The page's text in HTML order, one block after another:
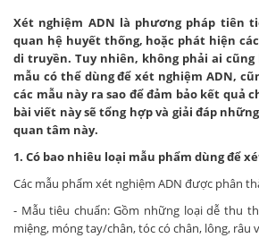
Xét nghiệm ADN là phương pháp tiên
quan hệ huyết thống, hoặc phát hiện
di truyền. Tuy nhiên, không phải ai
mẫu có thể dùng để xét nghiệm ADN,
các mẫu này ra sao để đảm bảo kết quả
bài viết này sẽ tổng hợp và giải đáp
quan tâm này.
1. Có bao nhiêu loại mẫu phẩm dùng để
Các mẫu phẩm xét nghiệm ADN được phân
- Mẫu tiêu chuẩn: Gồm những loại dễ thu
miệng, móng tay/chân, tóc có chân, lông, râu